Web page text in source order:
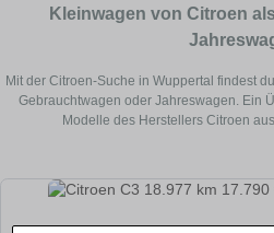
Kleinwagen von Citroen
Mit der Citroen-Suche in Wuppertal findest
Gebrauchtwagen oder Jahreswagen. Ein
Modelle des Herstellers Citroen